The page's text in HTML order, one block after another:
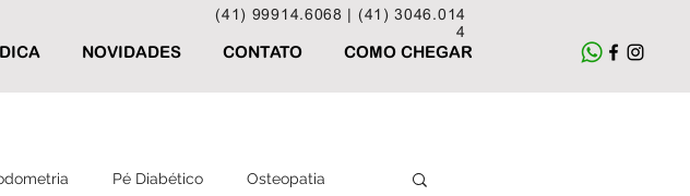
NOVIDADES CONTATO COMO CHEGAR
(41) 99914.6068 | (41) 3046.014
4
Pé Diabético Osteopatia